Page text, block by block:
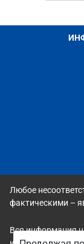
Любое
фактическими –
Вся информация